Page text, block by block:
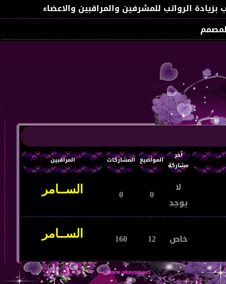
بزيادة الرواتب للمشرفين والمراقبين والاعضاء
آخر
مشاركة
المواضيع المشاركات المراقبين
لا
يوجد
0
0
خاص 12
160